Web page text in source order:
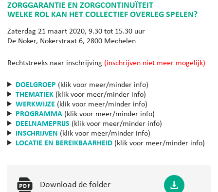
ZORGGARANTIE EN ZORGCONTINUÏTEIT
WELKE ROL KAN HET COLLECTIEF OVERLEG SPELEN?
Zaterdag 21 maart 2020, 9.30 tot 15.30 uur
De Noker, Nokerstraat 6, 2800 Mechelen
Rechtstreeks naar inschrijving (inschrijven niet meer mogelijk)
DOELGROEP (klik voor meer/minder info)
THEMATIEK (klik voor meer/minder info)
WERKWIJZE (klik voor meer/minder info)
PROGRAMMA (klik voor meer/minder info)
DEELNAMEPRIJS (klik voor meer/minder info)
INSCHRIJVEN (klik voor meer/minder info)
LOCATIE EN BEREIKBAARHEID (klik voor meer/minder info)
Download de folder